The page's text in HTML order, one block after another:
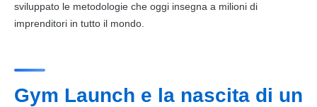
sviluppato le metodologie che oggi insegna a milioni di
imprenditori in tutto il mondo.
Gym Launch e la nascita di un